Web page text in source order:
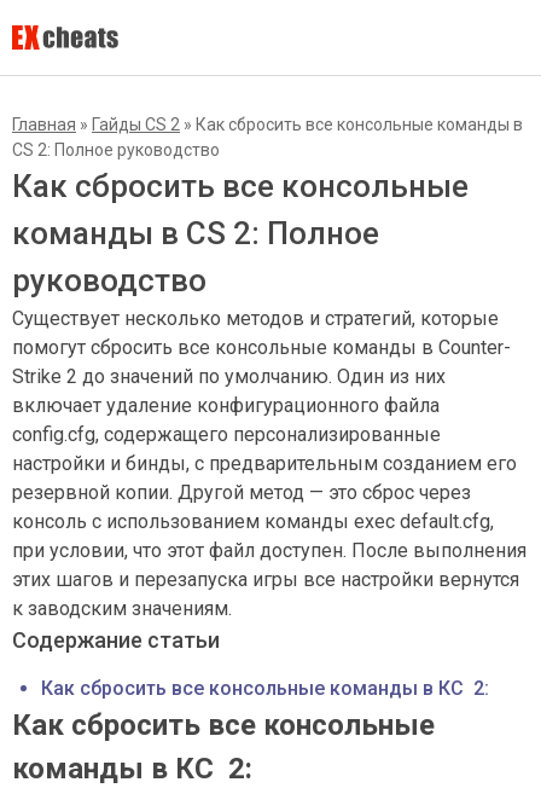
Главная » Гайды CS 2 » Как сбросить все консольные команды в
CS 2: Полное руководство
Как сбросить все консольные
команды в CS 2: Полное
руководство
Существует несколько методов и стратегий, которые
помогут сбросить все консольные команды в Counter-
Strike 2 до значений по умолчанию. Один из них
включает удаление конфигурационного файла
config.cfg, содержащего персонализированные
настройки и бинды, с предварительным созданием его
резервной копии. Другой метод — это сброс через
консоль с использованием команды exec default.cfg,
при условии, что этот файл доступен. После выполнения
этих шагов и перезапуска игры все настройки вернутся
к заводским значениям.
Содержание статьи
Как сбросить все консольные команды в КС 2:
Как сбросить все консольные
команды в КС 2: